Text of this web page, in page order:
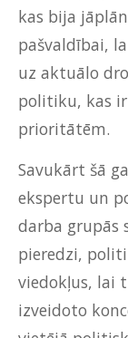
kas bija
pašvaldībai,
uz aktuālo
politiku, kas
prioritātēm.
Savukārt šā
ekspertu un
darba grupās
pieredzi,
viedokļus, lai
izveidoto